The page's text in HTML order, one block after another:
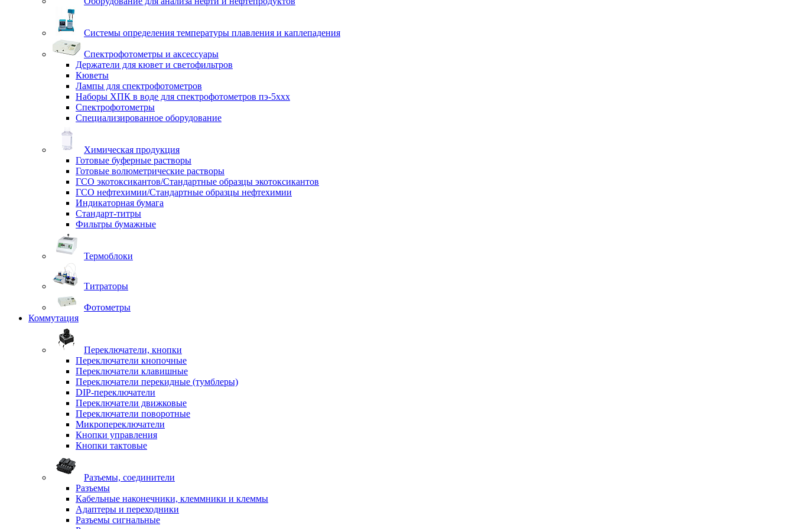
Системы определения температуры плавления и каплепадения
Спектрофотометры и аксессуары
Держатели для кювет и светофильтров
Кюветы
Лампы для спектрофотометров
Наборы ХПК в воде для спектрофотометров пэ-5ххх
Спектрофотометры
Специализированное оборудование
Химическая продукция
Готовые буферные растворы
Готовые волюметрические растворы
ГСО экотоксикантов/Стандартные образцы экотоксикантов
ГСО нефтехимии/Стандартные образцы нефтехимии
Индикаторная бумага
Стандарт-титры
Фильтры бумажные
Термоблоки
Титраторы
Фотометры
Коммутация
Переключатели, кнопки
Переключатели кнопочные
Переключатели клавишные
Переключатели перекидные (тумблеры)
DIP-переключатели
Переключатели движковые
Переключатели поворотные
Микропереключатели
Кнопки управления
Кнопки тактовые
Разъемы, соединители
Разъемы
Кабельные наконечники, клеммники и клеммы
Адаптеры и переходники
Разъемы сигнальные